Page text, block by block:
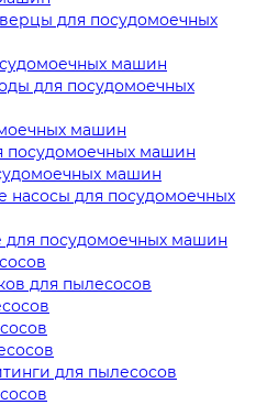
для посудомоечных
машин
для посудомоечных
машин
посудомоечных машин
машин
насосы для посудомоечных
посудомоечных машин
для пылесосов
для пылесосов